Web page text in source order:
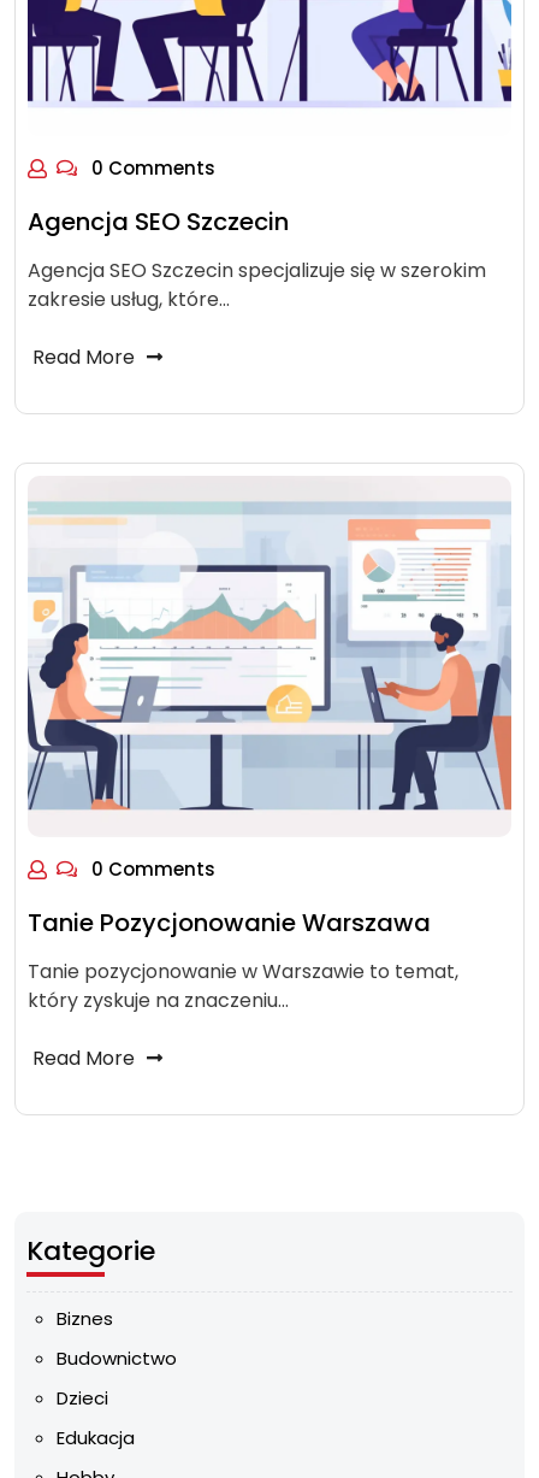
0 Comments
Agencja SEO Szczecin
Agencja SEO Szczecin specjalizuje się w szerokim
zakresie usług, które…
Read More
0 Comments
Tanie Pozycjonowanie Warszawa
Tanie pozycjonowanie w Warszawie to temat,
który zyskuje na znaczeniu…
Read More
Kategorie
Biznes
Budownictwo
Dzieci
Edukacja